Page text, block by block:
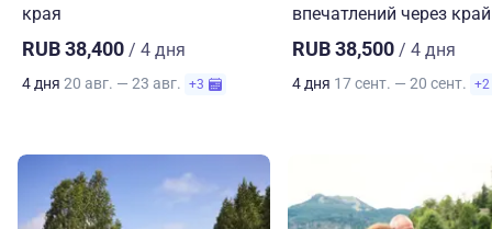
края
RUB 38,400 / 4 дня
4 дня 20 авг. — 23 авг. +3
впечатлений через край
RUB 38,500 / 4 дня
4 дня 17 сент. — 20 сент. +2